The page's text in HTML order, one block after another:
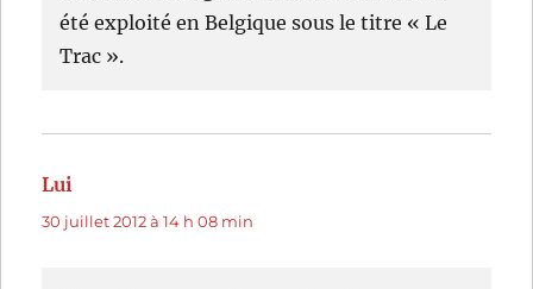
été exploité en Belgique sous le titre « Le
Trac ».
Lui
30 juillet 2012 à 14 h 08 min